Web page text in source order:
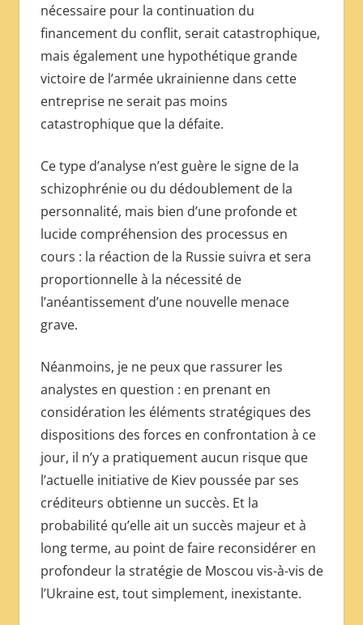
nécessaire pour la continuation du
financement du conflit, serait catastrophique,
mais également une hypothétique grande
victoire de l’armée ukrainienne dans cette
entreprise ne serait pas moins
catastrophique que la défaite.
Ce type d’analyse n’est guère le signe de la
schizophrénie ou du dédoublement de la
personnalité, mais bien d’une profonde et
lucide compréhension des processus en
cours : la réaction de la Russie suivra et sera
proportionnelle à la nécessité de
l’anéantissement d’une nouvelle menace
grave.
Néanmoins, je ne peux que rassurer les
analystes en question : en prenant en
considération les éléments stratégiques des
dispositions des forces en confrontation à ce
jour, il n’y a pratiquement aucun risque que
l’actuelle initiative de Kiev poussée par ses
créditeurs obtienne un succès. Et la
probabilité qu’elle ait un succès majeur et à
long terme, au point de faire reconsidérer en
profondeur la stratégie de Moscou vis-à-vis de
l’Ukraine est, tout simplement, inexistante.